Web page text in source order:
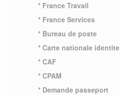
* France Travail
* France Services
* Bureau de poste
* Carte nationale identite
* CAF
* CPAM
* Demande passeport